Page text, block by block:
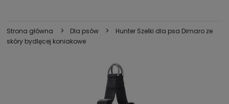
Strona główna > Dla psów >
Hunter Szelki dla psa Dimaro ze
skóry bydlęcej koniakowe